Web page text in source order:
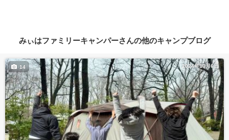
みぃはファミリーキャンパーさんの他のキャンプブログ
2024年10月6日
14